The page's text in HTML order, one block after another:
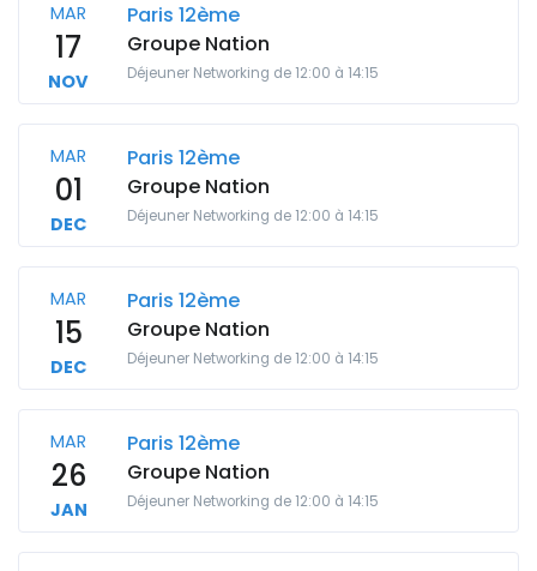
MAR
17
NOV
Paris 12ème
Groupe Nation
Déjeuner Networking de 12:00 à 14:15
MAR
01
DEC
Paris 12ème
Groupe Nation
Déjeuner Networking de 12:00 à 14:15
MAR
15
DEC
Paris 12ème
Groupe Nation
Déjeuner Networking de 12:00 à 14:15
MAR
26
JAN
Paris 12ème
Groupe Nation
Déjeuner Networking de 12:00 à 14:15